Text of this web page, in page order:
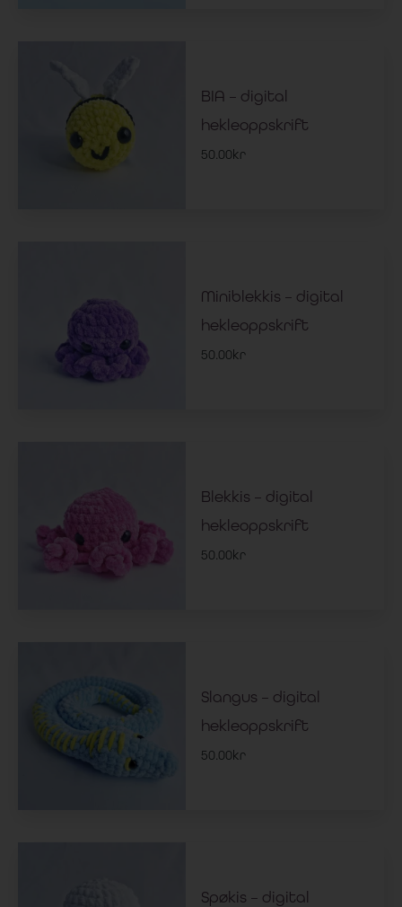
BIA – digital
hekleoppskrift
50.00kr
Miniblekkis – digital
hekleoppskrift
50.00kr
Blekkis – digital
hekleoppskrift
50.00kr
Slangus – digital
hekleoppskrift
50.00kr
Spøkis – digital